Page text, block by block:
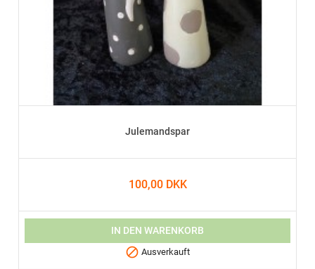
Julemandspar
100,00 DKK
IN DEN WARENKORB
 Ausverkauft